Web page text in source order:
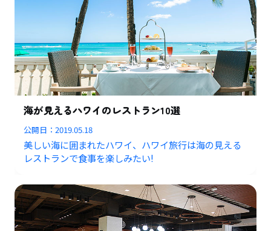
海が見えるハワイのレストラン10選
公開日：2019.05.18
美しい海に囲まれたハワイ、ハワイ旅行は海の見える
レストランで食事を楽しみたい!